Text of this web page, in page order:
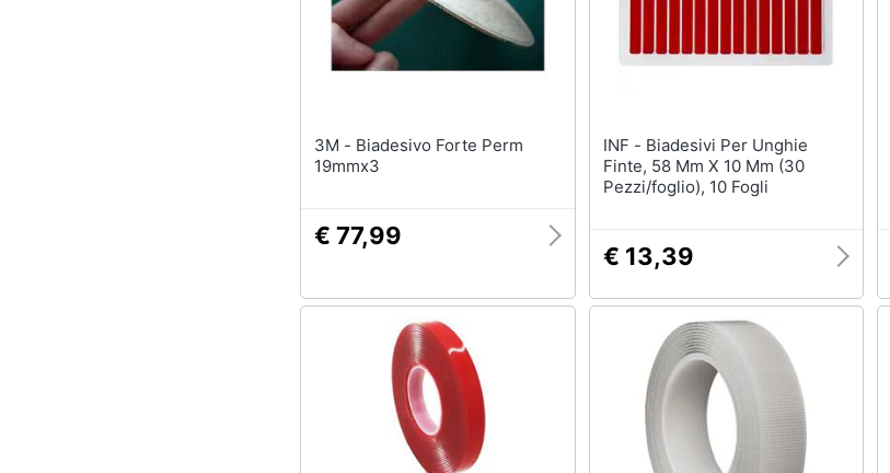
3M - Biadesivo Forte Perm
19mmx3
€ 77,99
INF - Biadesivi Per Unghie
Finte, 58 Mm X 10 Mm (30
Pezzi/foglio), 10 Fogli
€ 13,39